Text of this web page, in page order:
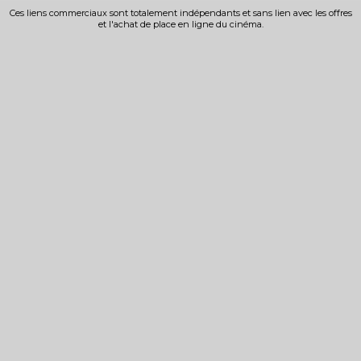
Ces liens commerciaux sont totalement indépendants et sans lien avec les offres
et l'achat de place en ligne du cinéma.